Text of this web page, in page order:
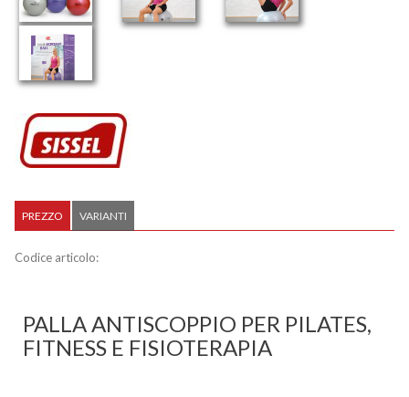
PREZZO VARIANTI
Codice articolo:
PALLA ANTISCOPPIO PER PILATES,
FITNESS E FISIOTERAPIA